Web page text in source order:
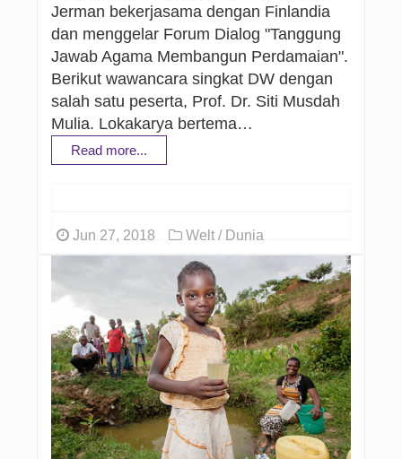
Jerman bekerjasama dengan Finlandia
dan menggelar Forum Dialog "Tanggung
Jawab Agama Membangun Perdamaian".
Berikut wawancara singkat DW dengan
salah satu peserta, Prof. Dr. Siti Musdah
Mulia. Lokakarya bertema…
Read more...
Jun 27, 2018 Welt / Dunia